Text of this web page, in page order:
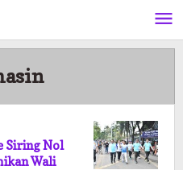
Siring Nol
Wali